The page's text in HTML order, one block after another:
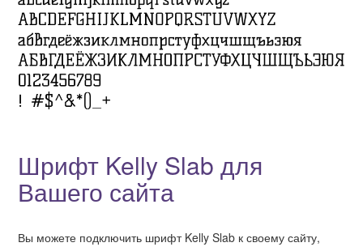
Шрифт Kelly Slab для
Вашего сайта
Вы можете подключить шрифт Kelly Slab к своему сайту,